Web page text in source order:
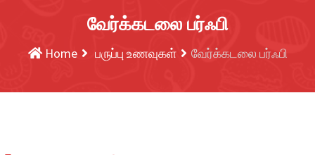
வேர்க்கடலை பர்ஃபி
Home பருப்பு உணவுகள் வேர்க்கடலை பர்ஃபி